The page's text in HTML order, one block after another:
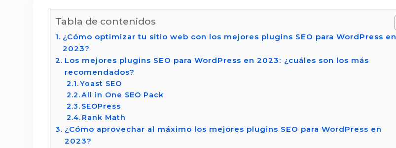
Tabla de contenidos
¿Cómo optimizar tu sitio web con los mejores plugins SEO para WordPress en
2023?
Los mejores plugins SEO para WordPress en 2023: ¿cuáles son los más
recomendados?
Yoast SEO
All in One SEO Pack
SEOPress
Rank Math
¿Cómo aprovechar al máximo los mejores plugins SEO para WordPress en
2023?